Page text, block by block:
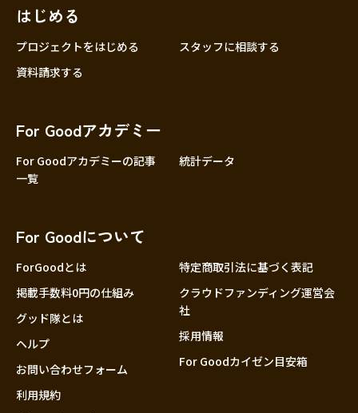
はじめる
プロジェクトをはじめる
スタッフに相談する
資料請求する
For Goodアカデミー
For Goodアカデミーの記事
一覧
統計データ
For Goodについて
ForGoodとは
掲載手数料0円の仕組み
グッド隊とは
ヘルプ
お問い合わせフォーム
利用規約
特定商取引法に基づく表記
クラウドファンディング運営会
社
採用情報
For Goodカイゼン目安箱